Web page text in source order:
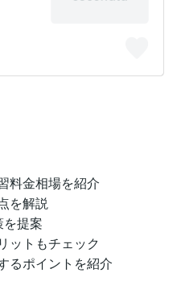
料金相場を紹介
を解説
提案
ットもチェック
るポイントを紹介